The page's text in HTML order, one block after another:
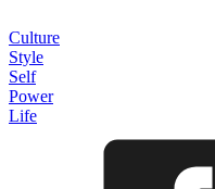
Culture
Style
Self
Power
Life